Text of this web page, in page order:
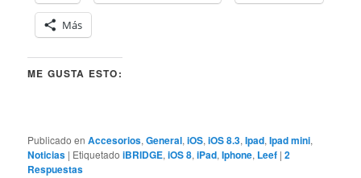
Más
ME GUSTA ESTO:
Publicado en Accesorios,General,iOS,iOS 8.3,Ipad,Ipad mini,
Noticias | Etiquetado iBRIDGE,iOS 8,iPad,Iphone, Leef |2
Respuestas